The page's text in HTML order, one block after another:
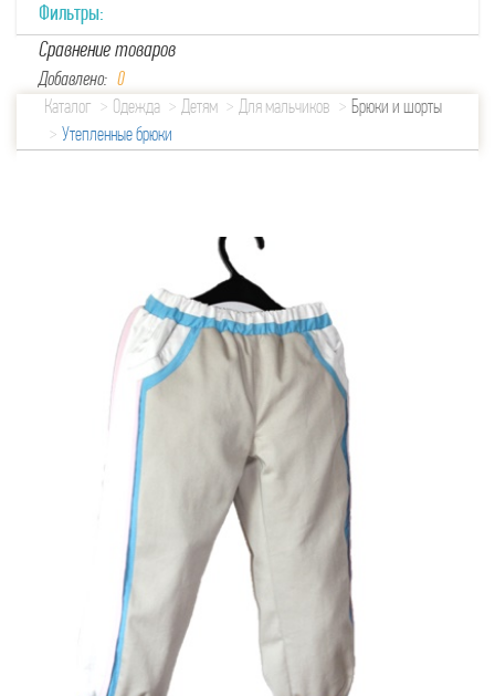
Фильтры:
Сравнение товаров
Добавлено: 0
Каталог
Одежда Детям Для мальчиков
Брюки и шорты
Утепленные брюки